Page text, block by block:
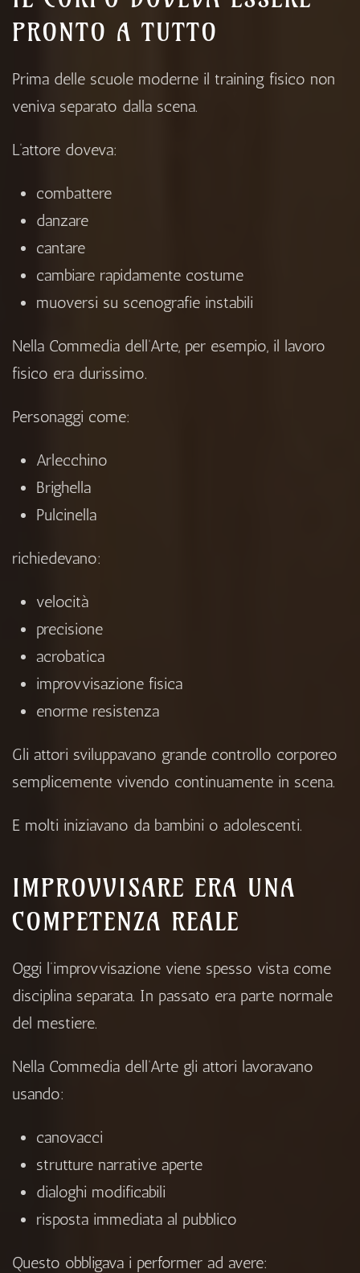
PRONTO A TUTTO
Prima delle scuole moderne il training fisico non
veniva separato dalla scena.
L’attore doveva:
combattere
danzare
cantare
cambiare rapidamente costume
muoversi su scenografie instabili
Nella Commedia dell’Arte, per esempio, il lavoro
fisico era durissimo.
Personaggi come:
Arlecchino
Brighella
Pulcinella
richiedevano:
velocità
precisione
acrobatica
improvvisazione fisica
enorme resistenza
Gli attori sviluppavano grande controllo corporeo
semplicemente vivendo continuamente in scena.
E molti iniziavano da bambini o adolescenti.
IMPROVVISARE ERA UNA
COMPETENZA REALE
Oggi l’improvvisazione viene spesso vista come
disciplina separata. In passato era parte normale
del mestiere.
Nella Commedia dell’Arte gli attori lavoravano
usando:
canovacci
strutture narrative aperte
dialoghi modificabili
risposta immediata al pubblico
Questo obbligava i performer ad avere: